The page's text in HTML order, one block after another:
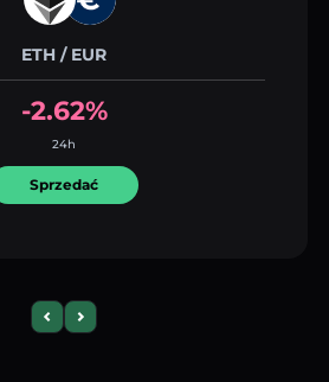
ETH / EUR
-2.62%
24h
Sprzedać
Previous slide
Next slide